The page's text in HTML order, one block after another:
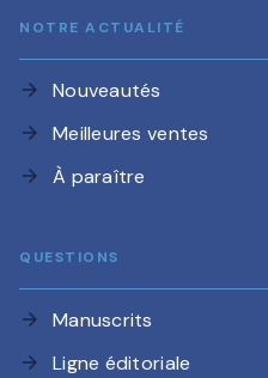
NOTRE ACTUALITÉ
arrow_forward Nouveautés
arrow_forward Meilleures ventes
arrow_forward À paraître
QUESTIONS
arrow_forward Manuscrits
arrow_forward Ligne éditoriale